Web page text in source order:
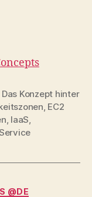
Das Konzept hinter
EC2
IaaS
@DE